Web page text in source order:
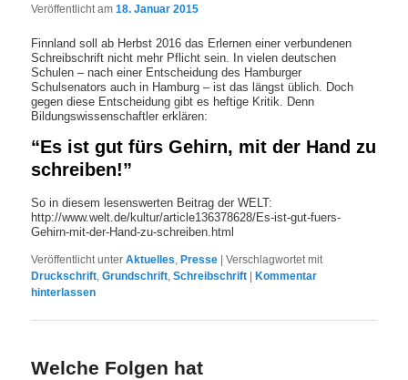
Veröffentlicht am18. Januar 2015
Finnland soll ab Herbst 2016 das Erlernen einer verbundenen
Schreibschrift nicht mehr Pflicht sein. In vielen deutschen
Schulen – nach einer Entscheidung des Hamburger
Schulsenators auch in Hamburg – ist das längst üblich. Doch
gegen diese Entscheidung gibt es heftige Kritik. Denn
Bildungswissenschaftler erklären:
“Es ist gut fürs Gehirn, mit der Hand zu
schreiben!”
So in diesem lesenswerten Beitrag der WELT:
http://www.welt.de/kultur/article136378628/Es-ist-gut-fuers-
Gehirn-mit-der-Hand-zu-schreiben.html
Veröffentlicht unter Aktuelles, Presse |Verschlagwortet mit
Druckschrift,Grundschrift,Schreibschrift
Kommentar
hinterlassen
Welche Folgen hat